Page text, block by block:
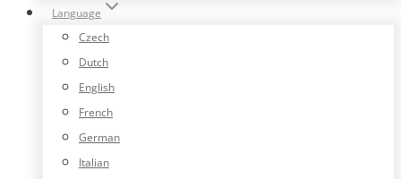
Language
Czech
Dutch
English
French
German
Italian